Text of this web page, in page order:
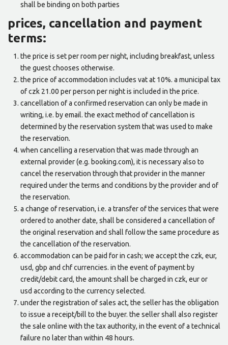
shall be binding on both parties
prices, cancellation and payment
terms:
the price is set per room per night, including breakfast, unless
the guest chooses otherwise.
the price of accommodation includes vat at 10%. a municipal tax
of czk 21.00 per person per night is included in the price.
cancellation of a confirmed reservation can only be made in
writing, i.e. by email. the exact method of cancellation is
determined by the reservation system that was used to make
the reservation.
when cancelling a reservation that was made through an
external provider (e.g. booking.com), it is necessary also to
cancel the reservation through that provider in the manner
required under the terms and conditions by the provider and of
the reservation.
a change of reservation, i.e. a transfer of the services that were
ordered to another date, shall be considered a cancellation of
the original reservation and shall follow the same procedure as
the cancellation of the reservation.
accommodation can be paid for in cash; we accept the czk, eur,
usd, gbp and chf currencies. in the event of payment by
credit/debit card, the amount shall be charged in czk, eur or
usd according to the currency selected.
under the registration of sales act, the seller has the obligation
to issue a receipt/bill to the buyer. the seller shall also register
the sale online with the tax authority, in the event of a technical
failure no later than within 48 hours.